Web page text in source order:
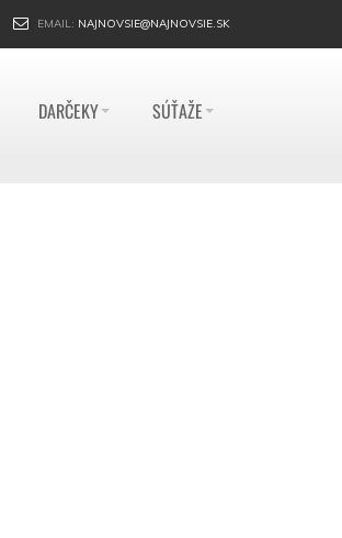
EMAIL: NAJNOVSIE@NAJNOVSIE.SK
DARČEKY SÚŤAŽE